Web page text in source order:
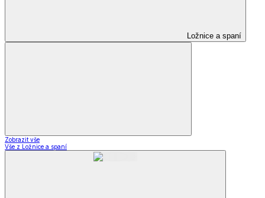
Ložnice a spaní
Zobrazit vše
Vše z Ložnice a spaní